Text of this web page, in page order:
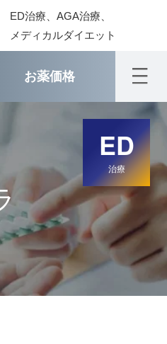
ED治療、AGA治療、
メディカルダイエット
お薬価格
ED
治療